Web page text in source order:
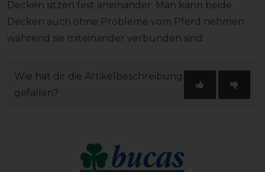
Decken sitzen fest aneinander. Man kann beide
Decken auch ohne Probleme vom Pferd nehmen
während sie miteinander verbunden sind.
Wie hat dir die Artikelbeschreibung
gefallen?